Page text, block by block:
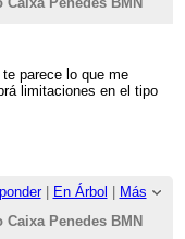
parece lo que me
limitaciones en el tipo
| En Árbol
Más
Caixa Penedes BMN